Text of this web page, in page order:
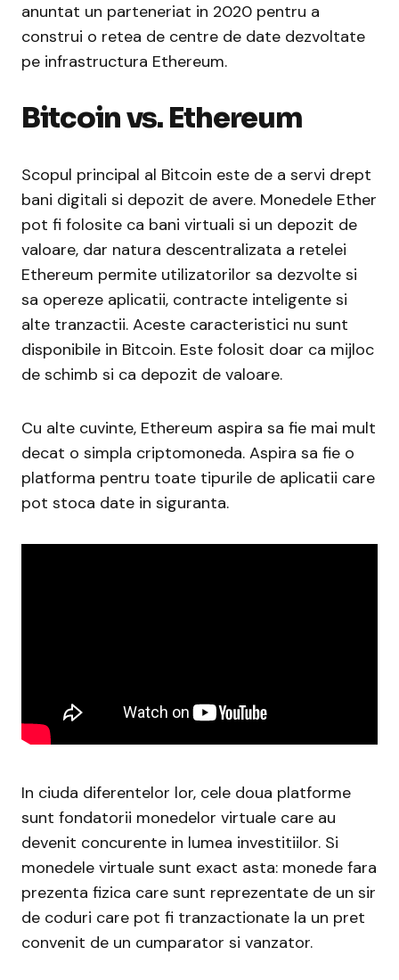
anuntat un parteneriat in 2020 pentru a
construi o retea de centre de date dezvoltate
pe infrastructura Ethereum.
Bitcoin vs. Ethereum
Scopul principal al Bitcoin este de a servi drept
bani digitali si depozit de avere. Monedele Ether
pot fi folosite ca bani virtuali si un depozit de
valoare, dar natura descentralizata a retelei
Ethereum permite utilizatorilor sa dezvolte si
sa opereze aplicatii, contracte inteligente si
alte tranzactii. Aceste caracteristici nu sunt
disponibile in Bitcoin. Este folosit doar ca mijloc
de schimb si ca depozit de valoare.
Cu alte cuvinte, Ethereum aspira sa fie mai mult
decat o simpla criptomoneda. Aspira sa fie o
platforma pentru toate tipurile de aplicatii care
pot stoca date in siguranta.
In ciuda diferentelor lor, cele doua platforme
sunt fondatorii monedelor virtuale care au
devenit concurente in lumea investitiilor. Si
monedele virtuale sunt exact asta: monede fara
prezenta fizica care sunt reprezentate de un sir
de coduri care pot fi tranzactionate la un pret
convenit de un cumparator si vanzator.